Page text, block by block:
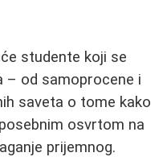
studente koji se
– od samoprocene i
saveta o tome kako
osvrtom na
prijemnog.